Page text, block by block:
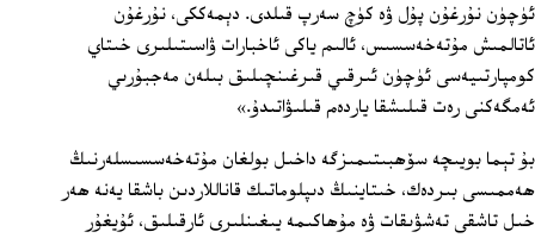
ئۈچۈن نۇرغۇن پۇل ۋە كۈچ سەرپ قىلدى. دېمەككى، نۇرغۇن
ئاتالمىش مۇتەخەسسىس، ئالىم ياكى ئاخبارات ۋاسىتىلىرى خىتاي
كومپارتىيەسى ئۈچۈن ئىرقىي قىرغىنچىلىق بىلەن مەجبۇرىي
ئەمگەكنى رەت قىلىشقا ياردەم قىلىۋاتىدۇ.»
بۇ تېما بويىچە سۆھبىتىمىزگە داخىل بولغان مۇتەخەسسىسلەرنىڭ
ھەممىسى بىردەك، خىتاينىڭ دىپلوماتىك قاناللاردىن باشقا يەنە ھەر
خىل تاشقى تەشۋىقات ۋە مۇھاكىمە يىغىنلىرى ئارقىلىق، ئۇيغۇر